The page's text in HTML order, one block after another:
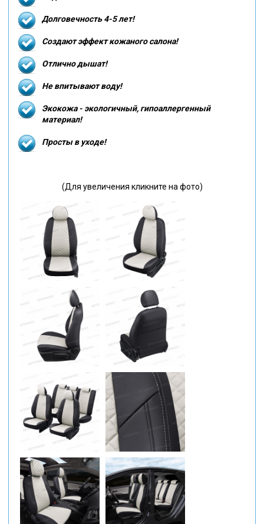
Долговечность 4-5 лет!
Создают эффект кожаного салона!
Отлично дышат!
Не впитывают воду!
Экокожа - экологичный, гипоаллергенный
материал!
Просты в уходе!
(Для увеличения кликните на фото)